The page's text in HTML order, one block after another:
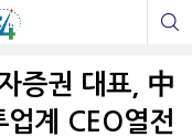
증권 대표, 中
계 CEO열전